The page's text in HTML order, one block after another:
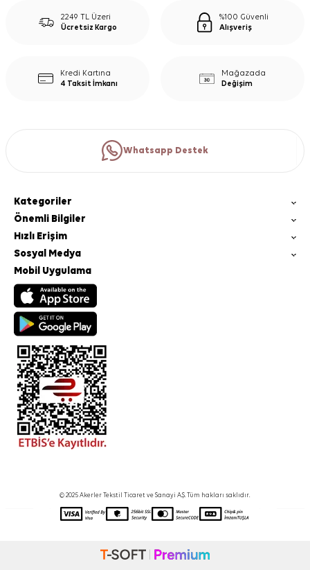
2249 TL Üzeri
Ücretsiz Kargo
%100 Güvenli
Alışveriş
Kredi Kartına
4 Taksit İmkanı
Mağazada
Değişim
Whatsapp Destek
Kategoriler
Önemli Bilgiler
Hızlı Erişim
Sosyal Medya
Mobil Uygulama
© 2025 Akerler Tekstil Ticaret ve Sanayi A.Ş. Tüm hakları saklıdır.